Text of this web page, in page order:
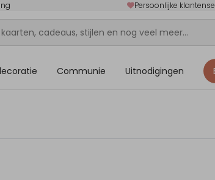
Persoonlijke
Communie Uitnodigingen